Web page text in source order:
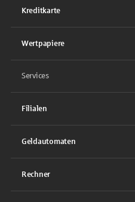
Kreditkarte
Wertpapiere
Services
Filialen
Geldautomaten
Rechner